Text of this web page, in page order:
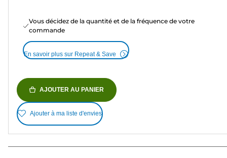
Vous décidez de la quantité et de la fréquence de votre
commande
En savoir plus sur Repeat & Save
AJOUTER AU PANIER
Ajouter à ma liste d'envies